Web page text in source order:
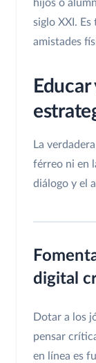
hijos o
siglo XXI.
amistades
La
férreo ni en
diálogo y el
digital
Dotar a los
pensar
en línea es